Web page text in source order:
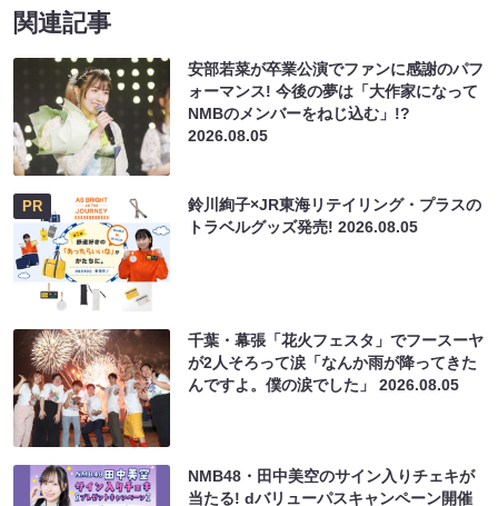
関連記事
安部若菜が卒業公演でファンに感謝のパフ
ォーマンス! 今後の夢は「大作家になって
NMBのメンバーをねじ込む」!?
2026.08.05
PR
鈴川絢子×JR東海リテイリング・プラスの
トラベルグッズ発売!2026.08.05
千葉・幕張「花火フェスタ」でフースーヤ
が2人そろって涙「なんか雨が降ってきた
んですよ。僕の涙でした」2026.08.05
NMB48・田中美空のサイン入りチェキが
当たる! dバリューパスキャンペーン開催